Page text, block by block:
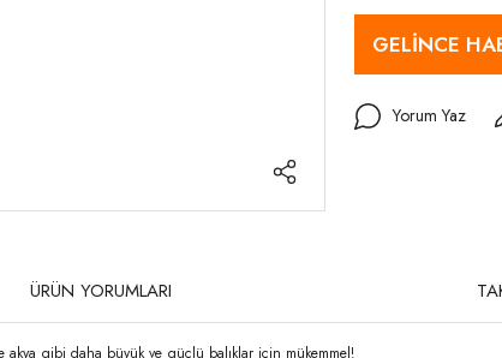
GELİNCE
Yorum Yaz
ÜRÜN YORUMLARI
akya gibi daha büyük ve güçlü balıklar için mükemmel!